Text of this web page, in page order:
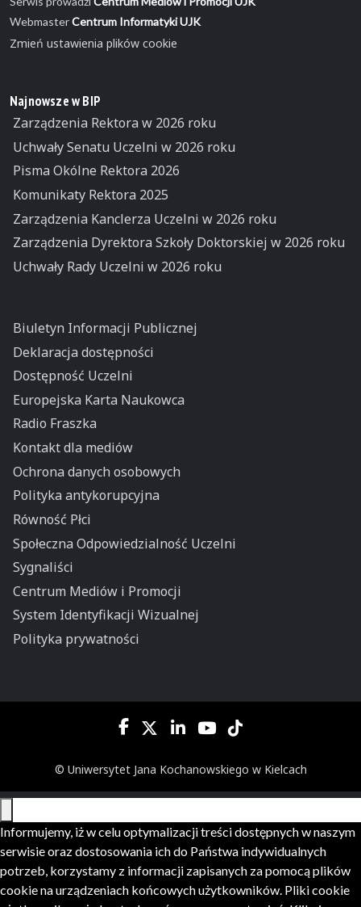
WebmasterCentrum Informatyki UJK
Zmień ustawienia plików cookie
Najnowsze w BIP
Zarządzenia Rektora w 2026 roku
Uchwały Senatu Uczelni w 2026 roku
Pisma Okólne Rektora 2026
Komunikaty Rektora 2025
Zarządzenia Kanclerza Uczelni w 2026 roku
Zarządzenia Dyrektora Szkoły Doktorskiej w 2026 roku
Uchwały Rady Uczelni w 2026 roku
Biuletyn Informacji Publicznej
Deklaracja dostępności
Dostępność Uczelni
Europejska Karta Naukowca
Radio Fraszka
Kontakt dla mediów
Ochrona danych osobowych
Polityka antykorupcyjna
Równość Płci
Społeczna Odpowiedzialność Uczelni
Sygnaliści
Centrum Mediów i Promocji
System Identyfikacji Wizualnej
Polityka prywatności
© Uniwersytet Jana Kochanowskiego w Kielcach
Informujemy, iż w celu optymalizacji treści dostępnych w naszym
serwisie oraz dostosowania ich do Państwa indywidualnych
potrzeb, korzystamy z informacji zapisanych za pomocą plików
cookie na urządzeniach końcowych użytkowników. Pliki cookie